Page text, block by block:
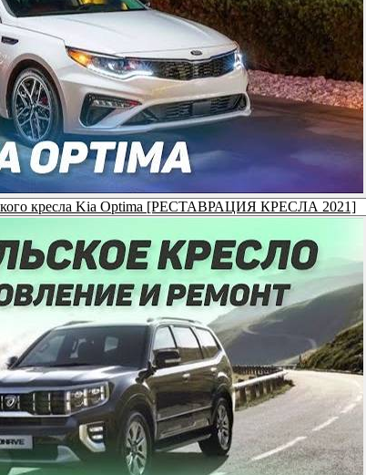
кресла Kia Optima [РЕСТАВРАЦИЯ КРЕСЛА 2021]